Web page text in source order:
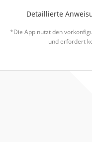
Detaillierte
*Die App nutzt den
und erfordert